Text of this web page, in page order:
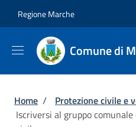
Regione Marche
Comune di
Briciole di
Home / Protezione civile e
Iscriversi al gruppo